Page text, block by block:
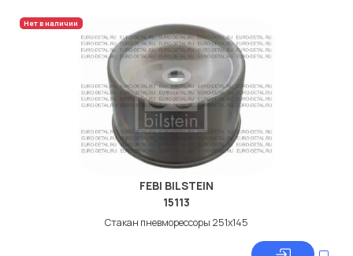
Нет в наличии
FEBI BILSTEIN
15113
Стакан пневморессоры 251x145